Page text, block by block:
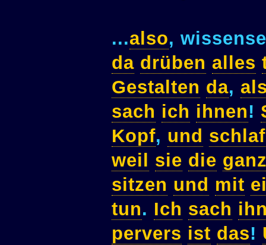
...also,
da drüben alles
Gestalten da,
sach ich ihnen!
Kopf, und
weil
sie die
sitzen und mit
tun. Ich sach
pervers ist das!